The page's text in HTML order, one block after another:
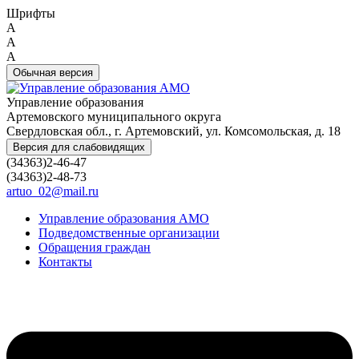
Шрифты
A
A
A
Обычная версия
Управление образования
Артемовского муниципального округа
Свердловская обл., г. Артемовский, ул. Комсомольская, д. 18
Версия для слабовидящих
(34363)2-46-47
(34363)2-48-73
artuo_02@mail.ru
Управление образования АМО
Подведомственные организации
Обращения граждан
Контакты